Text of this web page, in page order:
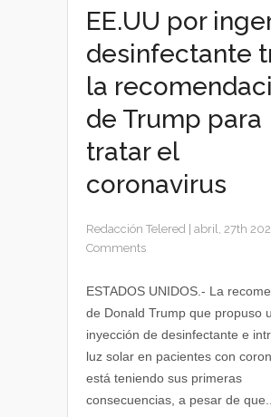
EE.UU por
desinfectante
la
de Trump para
tratar el
coronavirus
Redacción Telered abril, 27th
Comments
ESTADOS UNIDOS.- La
de Donald Trump que propuso
inyección de desinfectante e
luz solar en pacientes con
está teniendo sus primeras
consecuencias, a pesar de que...